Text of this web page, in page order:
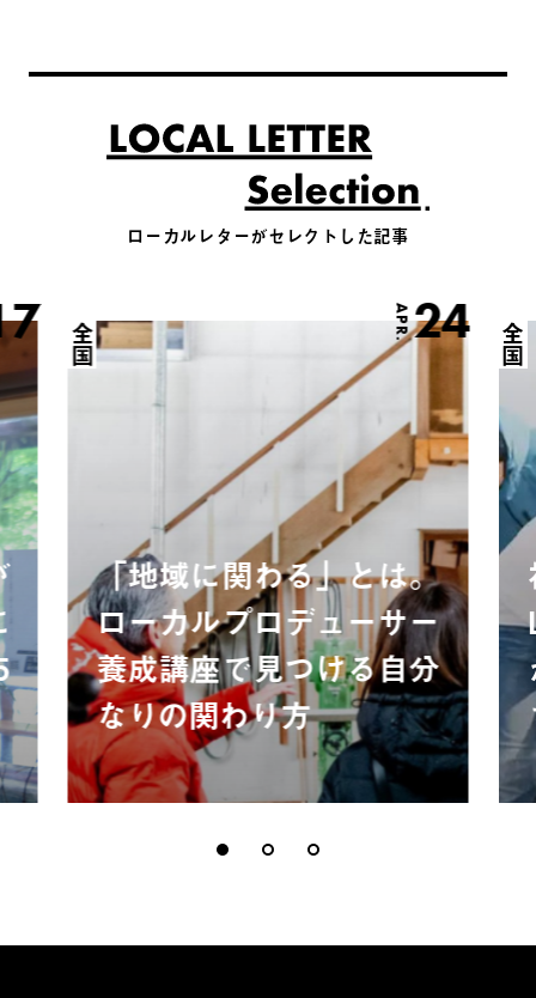
ローカルレターがセレクトした記事
APR.24
全国
「地域に関わる」とは。
ローカルプロデューサー
養成講座で見つける自分
なりの関わり方
全国